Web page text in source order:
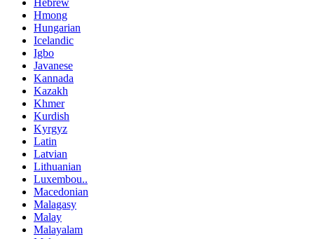
Hmong
Hungarian
Icelandic
Igbo
Javanese
Kannada
Kazakh
Khmer
Kurdish
Kyrgyz
Latin
Latvian
Lithuanian
Luxembou..
Macedonian
Malagasy
Malay
Malayalam